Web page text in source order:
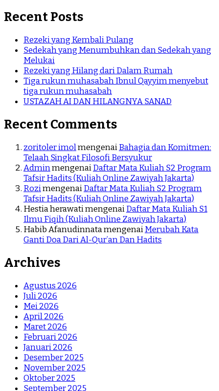
Recent Posts
Rezeki yang Kembali Pulang
Sedekah yang Menumbuhkan dan Sedekah yang
Melukai
Rezeki yang Hilang dari Dalam Rumah
Tiga rukun muhasabah Ibnul Qayyim menyebut
tiga rukun muhasabah
USTAZAH AI DAN HILANGNYA SANAD
Recent Comments
zoritoler imolmengenaiBahagia dan Komitmen:
Telaah Singkat Filosofi Bersyukur
AdminmengenaiDaftar Mata Kuliah S2 Program
Tafsir Hadits (Kuliah Online Zawiyah Jakarta)
RozimengenaiDaftar Mata Kuliah S2 Program
Tafsir Hadits (Kuliah Online Zawiyah Jakarta)
Hestia herawatimengenaiDaftar Mata Kuliah S1
Ilmu Fiqih (Kuliah Online Zawiyah Jakarta)
Habib AfanudinnatamengenaiMerubah Kata
Ganti Doa Dari Al-Qur’an Dan Hadits
Archives
Agustus 2026
Juli 2026
Mei 2026
April 2026
Maret 2026
Februari 2026
Januari 2026
Desember 2025
November 2025
Oktober 2025
September 2025